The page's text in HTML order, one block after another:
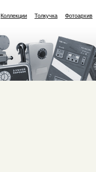
Коллекции Толкучка Фотоархив